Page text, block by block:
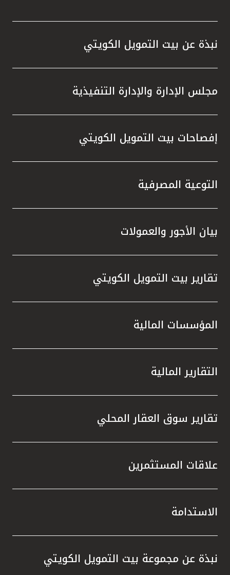
نبذة عن بيت التمويل الكويتي
مجلس الإدارة والإدارة التنفيذية
إفصاحات بيت التمويل الكويتي
التوعية المصرفية
بيان الأجور والعمولات
تقارير بيت التمويل الكويتي
المؤسسات المالية
التقارير المالية
تقارير سوق العقار المحلي
علاقات المستثمرين
الاستدامة
نبذة عن مجموعة بيت التمويل الكويتي